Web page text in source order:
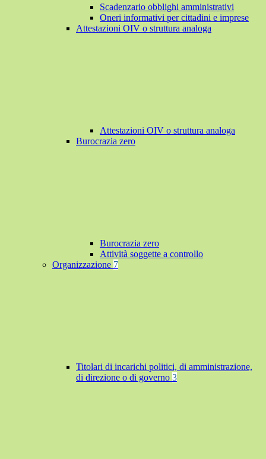
Scadenzario obblighi amministrativi
Oneri informativi per cittadini e imprese
Attestazioni OIV o struttura analoga
Attestazioni OIV o struttura analoga
Burocrazia zero
Burocrazia zero
Attività soggette a controllo
Organizzazione 7
Titolari di incarichi politici, di amministrazione,
di direzione o di governo 3